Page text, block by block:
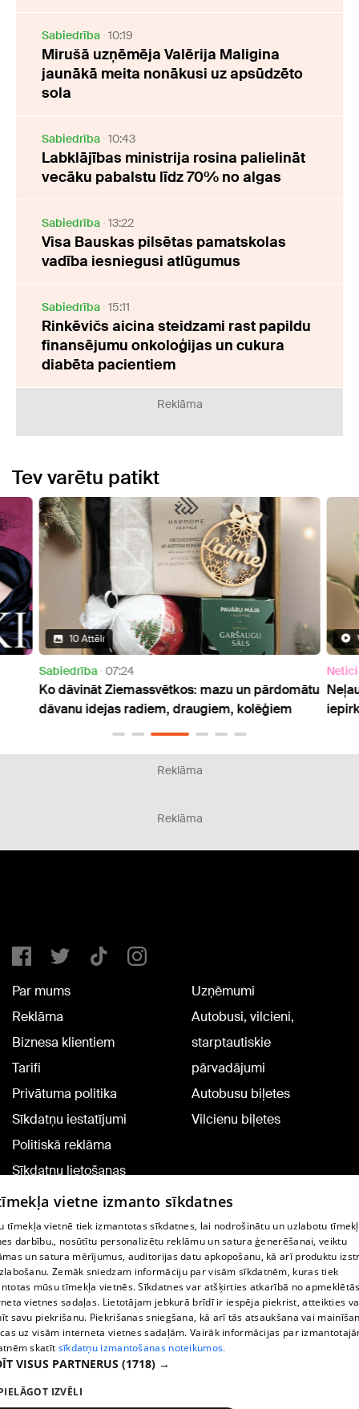
Sabiedrība 10:19
Mirušā uzņēmēja Valērija Maligina
jaunākā meita nonākusi uz apsūdzēto
sola
Sabiedrība 10:43
Labklājības ministrija rosina palielināt
vecāku pabalstu līdz 70% no algas
Sabiedrība 13:22
Visa Bauskas pilsētas pamatskolas
vadība iesniegusi atlūgumus
Sabiedrība 15:11
Rinkēvičs aicina steidzami rast papildu
finansējumu onkoloģijas un cukura
diabēta pacientiem
Reklāma
Tev varētu patikt
10 Attēli
Sabiedrība 07:24
Ko dāvināt Ziemassvētkos: mazu un pārdomātu
dāvanu idejas radiem, draugiem, kolēģiem
Reklāma
Reklāma
Par mums
Reklāma
Biznesa klientiem
Tarifi
Privātuma politika
Sīkdatņu iestatījumi
Politiskā reklāma
Sīkdatņu lietošanas
noteikumi
Komentāru pievienošana
Uzņēmumi
Autobusi, vilcieni,
starptautiskie
pārvadājumi
Autobusu biļetes
Vilcienu biļetes
TV programma
Līguma noteikumi
360 Ziņu kontakti
Helio Media
Portāla palīdzības dienests: e-pasts -
vietne izmanto sīkdatnes
tīmekļa vietnē tiek izmantotas sīkdatnes, lai nodrošinātu un uzlabotu
darbību., nosūtītu personalizētu reklāmu un satura ģenerēšanai, veiktu
un satura mērījumus, auditorijas datu apkopošanu, kā arī produktu
Zemāk sniedzam informāciju par visām sīkdatnēm, kuras tiek
mūsu tīmekļa vietnēs. Sīkdatnes var atšķirties atkarībā no
vietnes sadaļas. Lietotājam jebkurā brīdī ir iespēja piekrist, atteikties
savu piekrišanu. Piekrišanas sniegšana, kā arī tās atsaukšana vai
uz visām interneta vietnes sadaļām. Vairāk informācijas par
skatīt sīkdatņu izmantošanas noteikumos.
VISUS PARTNERUS (1718) →
IZVĒLI